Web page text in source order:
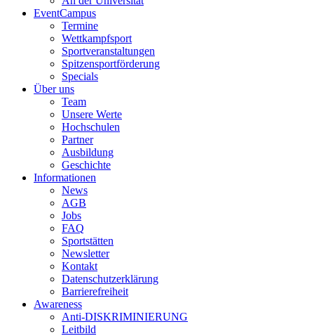
EventCampus
Termine
Wettkampfsport
Sportveranstaltungen
Spitzensportförderung
Specials
Über uns
Team
Unsere Werte
Hochschulen
Partner
Ausbildung
Geschichte
Informationen
News
AGB
Jobs
FAQ
Sportstätten
Newsletter
Kontakt
Datenschutzerklärung
Barrierefreiheit
Awareness
Anti-DISKRIMINIERUNG
Leitbild